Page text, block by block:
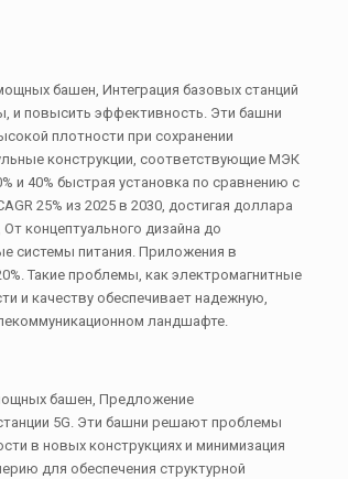
башен, Интеграция базовых станций
и повысить эффективность. Эти башни
плотности при сохранении
конструкции, соответствующие МЭК
и 40% быстрая установка по сравнению с
25% из 2025 в 2030, достигая доллара
концептуального дизайна до
системы питания. Приложения в
Такие проблемы, как электромагнитные
и качеству обеспечивает надежную,
ландшафте.
башен, Предложение
5G. Эти башни решают проблемы
в новых конструкциях и минимизация
для обеспечения структурной